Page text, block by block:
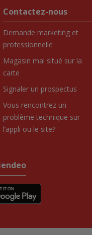
Contactez-nous
Demande marketing et
professionnelle
Magasin mal situé sur la
carte
Signaler un prospectus
Vous rencontrez un
problème technique sur
l’appli ou le site?